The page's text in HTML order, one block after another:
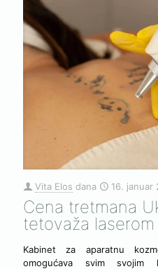
Vita Elos dana 16. januar
Cena tretmana
tetovaža laserom
Kabinet za aparatnu
omogućava svim